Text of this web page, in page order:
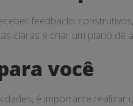
feedbacks
claras e criar um plano de
você
é importante